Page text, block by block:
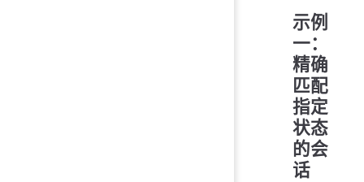
示例
一：
精确
匹配
指定
状态
的会
话